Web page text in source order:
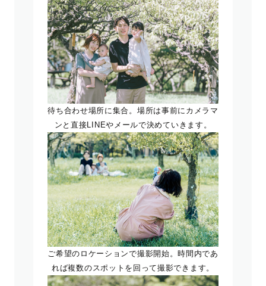
待ち合わせ場所に集合。場所は事前にカメラマ
ンと直接LINEやメールで決めていきます。
ご希望のロケーションで撮影開始。時間内であ
れば複数のスポットを回って撮影できます。